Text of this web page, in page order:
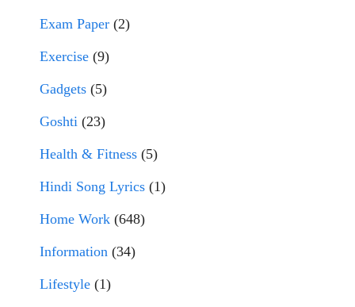
Exam Paper (2)
Exercise (9)
Gadgets (5)
Goshti (23)
Health & Fitness (5)
Hindi Song Lyrics (1)
Home Work (648)
Information (34)
Lifestyle (1)